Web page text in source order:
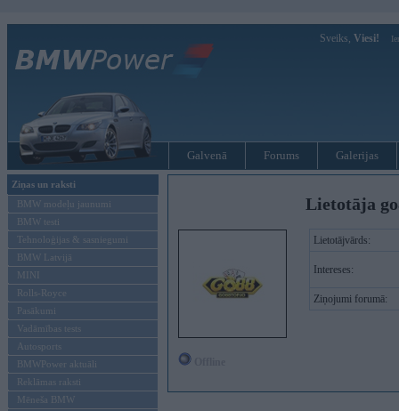
Sveiks, Viesi!
Galvenā Forums Galerijas
Ziņas un raksti
BMW modeļu jaunumi
BMW testi
Tehnoloģijas & sasniegumi
BMW Latvijā
MINI
Rolls-Royce
Pasākumi
Vadāmības tests
Autosports
BMWPower aktuāli
Reklāmas raksti
Mēneša BMW
Lietotāja
Lietotājvārds:
Intereses:
Ziņojumi forumā: